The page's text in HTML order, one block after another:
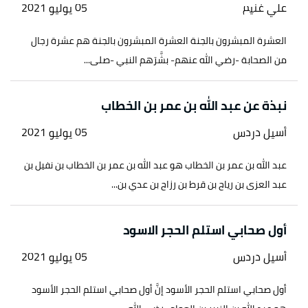
يسمع منه.
↑رواه البخاري، في صحيح البخاري، عن أبي هريرة،
الصفحة أو الرقم:1950، حديث صحيح.
↑رواه الألباني، في صحيح النسائي، عن أسامة بن زيد،
الصفحة أو الرقم:2356، حديث حسن.
علي غنيم 05 يوليو 2021
العشرة المبشرون بالجنة العشرة المبشرون بالجنة هم عشرة رجال
من الصحابة -رضي الله عنهم- بشَّرَهم النبي -صلى...
نبذة عن عبد الله بن عمر بن الخطاب
أسيل دردس 05 يوليو 2021
عبد الله بن عمر بن الخطاب هو عبد الله بن عمر بن الخطاب بن نفيل بن
عبد العزى بن رياح بن قرط بن رزاح بن عدي بن...
أول صحابي استلم الحجر الاسود
أسيل دردس 05 يوليو 2021
أول صحابي استلم الحجر الأسود إنَّ أول صحابي استلم الحجر الأسود